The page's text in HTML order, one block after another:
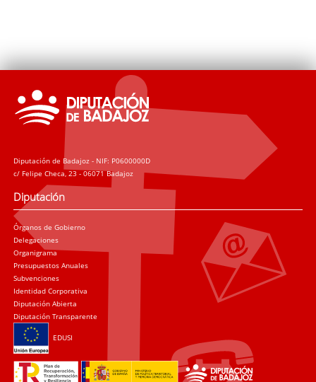
Diputación de Badajoz - NIF: P0600000D
c/ Felipe Checa, 23 - 06071 Badajoz
Diputación
Órganos de Gobierno
Delegaciones
Organigrama
Presupuestos Anuales
Subvenciones
Identidad Corporativa
Diputación Abierta
Diputación Transparente
EDUSI